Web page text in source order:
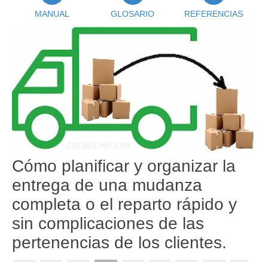
MANUAL GLOSARIO REFERENCIAS
Cómo planificar y organizar la
entrega de una mudanza
completa o el reparto rápido y
sin complicaciones de las
pertenencias de los clientes.